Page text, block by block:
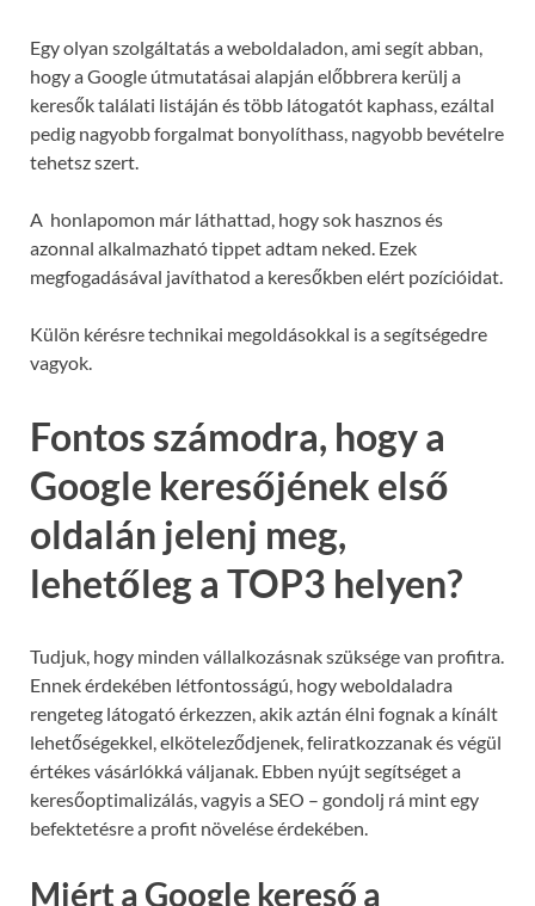
Egy olyan szolgáltatás a weboldaladon, ami segít abban,
hogy a Google útmutatásai alapján előbbrera kerülj a
keresők találati listáján és több látogatót kaphass, ezáltal
pedig nagyobb forgalmat bonyolíthass, nagyobb bevételre
tehetsz szert.
A honlapomon már láthattad, hogy sok hasznos és
azonnal alkalmazható tippet adtam neked. Ezek
megfogadásával javíthatod a keresőkben elért pozícióidat.
Külön kérésre technikai megoldásokkal is a segítségedre
vagyok.
Fontos számodra, hogy a
Google keresőjének első
oldalán jelenj meg,
lehetőleg a TOP3 helyen?
Tudjuk, hogy minden vállalkozásnak szüksége van profitra.
Ennek érdekében létfontosságú, hogy weboldaladra
rengeteg látogató érkezzen, akik aztán élni fognak a kínált
lehetőségekkel, elköteleződjenek, feliratkozzanak és végül
értékes vásárlókká váljanak. Ebben nyújt segítséget a
keresőoptimalizálás, vagyis a SEO – gondolj rá mint egy
befektetésre a profit növelése érdekében.
Miért a Google kereső a